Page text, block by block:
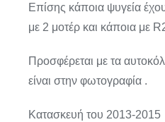
Επίσης κάποια ψυγεία
με 2 μοτέρ και κάποια με
Προσφέρεται με τα
είναι στην φωτογραφία .
Κατασκευή του 2013-2015